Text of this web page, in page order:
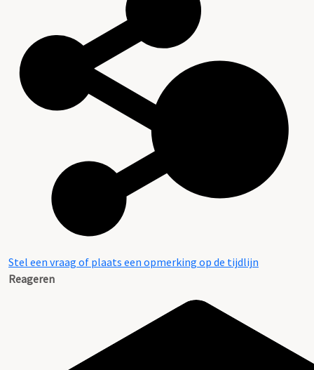
Stel een vraag of plaats een opmerking op de tijdlijn
Reageren